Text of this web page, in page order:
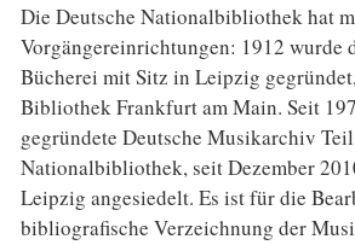
Die Deutsche Nationalbibliothek hat
Vorgängereinrichtungen: 1912 wurde
Bücherei mit Sitz in Leipzig
Bibliothek Frankfurt am Main. Seit
gegründete Deutsche Musikarchiv
Nationalbibliothek, seit Dezember
Leipzig angesiedelt. Es ist für die
bibliografische Verzeichnung der